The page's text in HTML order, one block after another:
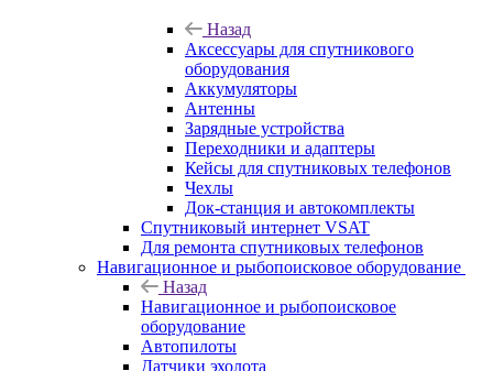
Назад
Аксессуары для спутникового
оборудования
Аккумуляторы
Антенны
Зарядные устройства
Переходники и адаптеры
Кейсы для спутниковых телефонов
Чехлы
Док-станция и автокомплекты
Спутниковый интернет VSAT
Для ремонта спутниковых телефонов
Навигационное и рыбопоисковое оборудование
Назад
Навигационное и рыбопоисковое
оборудование
Автопилоты
Датчики эхолота